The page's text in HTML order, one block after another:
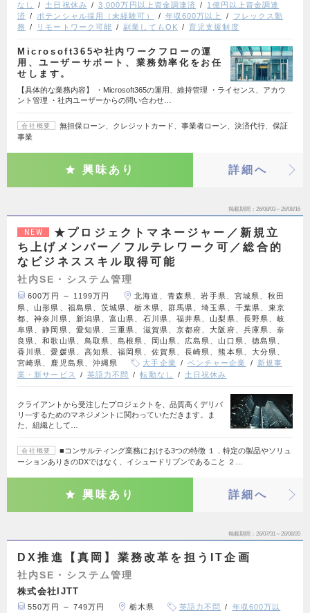
なし
土日祝休み 3,000万円以上資金調達済
1億円以上資金調達
済
ポテンシャル採用（未経験可） 年収600万以上
フレックス勤
務
リモートワーク可能 副業してもOK 育児支援制度
Microsoft365や社内ワークフローの運
用、ユーザーサポート、業務効率化をお任
せします。
【具体的な業務内容】 ・Microsoft365の運用、維持管理 ・ライセンス、アカウ
ント管理 ・社内ユーザーからの問い合わせ…
会社概要
無担保ローン、クレジットカード、事業者ローン、決済代行、保証
事業
興味あり 詳細へ
掲載期間 26/08/03～26/08/16
NEW
★プロジェクトマネージャー／新規立
ち上げメンバー／フルテレワーク可／総合的
なビジネススキル取得可能
社内SE・システム管理
600万円 ～ 1199万円
北海道、青森県、岩手県、宮城県、秋田
県、山形県、福島県、茨城県、栃木県、群馬県、埼玉県、千葉県、東京
都、神奈川県、新潟県、富山県、石川県、福井県、山梨県、長野県、岐
阜県、静岡県、愛知県、三重県、滋賀県、京都府、大阪府、兵庫県、奈
良県、和歌山県、鳥取県、島根県、岡山県、広島県、山口県、徳島県、
香川県、愛媛県、高知県、福岡県、佐賀県、長崎県、熊本県、大分県、
宮崎県、鹿児島県、沖縄県
大手企業 ベンチャー企業
新規事
業・新サービス
英語力不問 転勤なし 土日祝休み
クライアントから受注したプロジェクトを、品質高くデリバ
リ―するためのマネジメントに関わっていただきます。ま
た、組織として…
会社概要
■コンサルティング業務における3つの特徴 １．特定の製品やソリュ
ーションありきのDXではなく、イシュードリブンであること ２…
興味あり 詳細へ
掲載期間 26/07/31～26/08/20
DX推進【真岡】業務改革を担うIT企画
社内SE・システム管理
株式会社IJTT
550万円 ～ 749万円 栃木県 英語力不問 年収600万以